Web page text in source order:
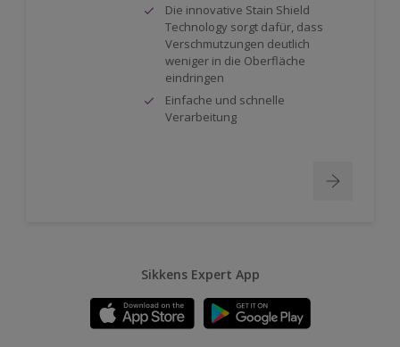
Die innovative Stain Shield
Technology sorgt dafür, dass
Verschmutzungen deutlich
weniger in die Oberfläche
eindringen
Einfache und schnelle
Verarbeitung
Sikkens Expert App